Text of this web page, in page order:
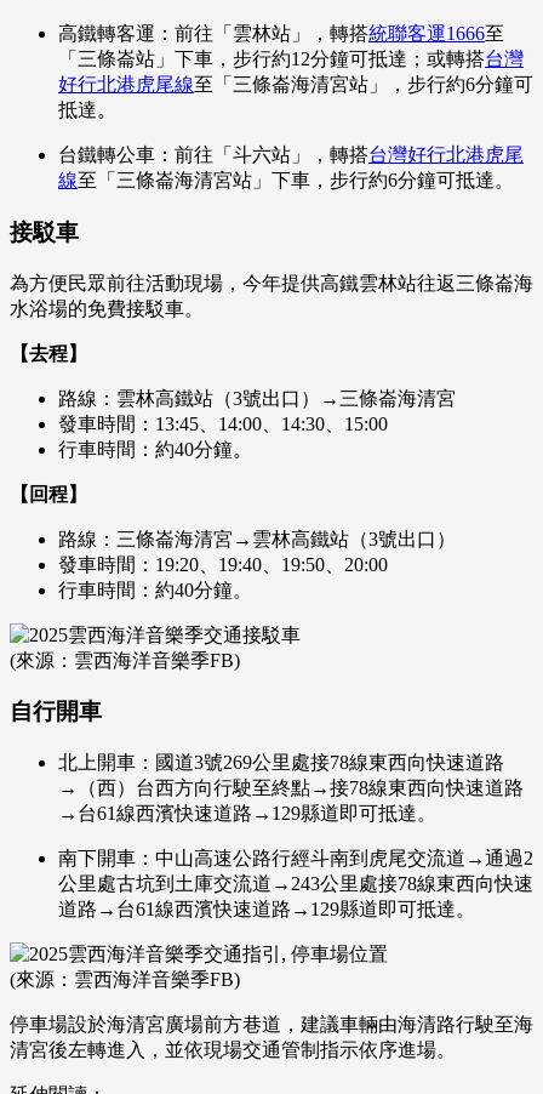
高鐵轉客運：前往「雲林站」，轉搭統聯客運1666至
「三條崙站」下車，步行約12分鐘可抵達；或轉搭台灣
好行北港虎尾線至「三條崙海清宮站」，步行約6分鐘可
抵達。
台鐵轉公車：前往「斗六站」，轉搭台灣好行北港虎尾
線至「三條崙海清宮站」下車，步行約6分鐘可抵達。
接駁車
為方便民眾前往活動現場，今年提供高鐵雲林站往返三條崙海
水浴場的免費接駁車。
【去程】
路線：雲林高鐵站（3號出口）→三條崙海清宮
發車時間：13:45、14:00、14:30、15:00
行車時間：約40分鐘。
【回程】
路線：三條崙海清宮→雲林高鐵站（3號出口）
發車時間：19:20、19:40、19:50、20:00
行車時間：約40分鐘。
(來源：雲西海洋音樂季FB)
自行開車
北上開車：國道3號269公里處接78線東西向快速道路
→（西）台西方向行駛至終點→接78線東西向快速道路
→台61線西濱快速道路→129縣道即可抵達。
南下開車：中山高速公路行經斗南到虎尾交流道→通過2
公里處古坑到土庫交流道→243公里處接78線東西向快速
道路→台61線西濱快速道路→129縣道即可抵達。
(來源：雲西海洋音樂季FB)
停車場設於海清宮廣場前方巷道，建議車輛由海清路行駛至海
清宮後左轉進入，並依現場交通管制指示依序進場。